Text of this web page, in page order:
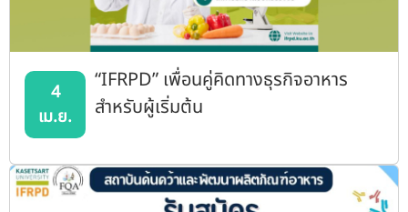
4
เม.ย.
“IFRPD” เพื่อนคู่คิดทางธุรกิจอาหาร
สำหรับผู้เริ่มต้น